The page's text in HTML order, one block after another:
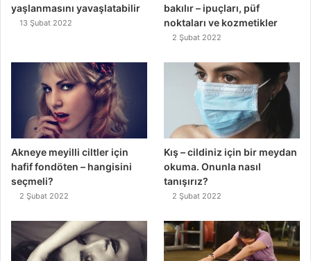
yaşlanmasını yavaşlatabilir
13 Şubat 2022
bakılır – ipuçları, püf
noktaları ve kozmetikler
2 Şubat 2022
Akneye meyilli ciltler için
hafif fondöten – hangisini
seçmeli?
2 Şubat 2022
Kış – cildiniz için bir meydan
okuma. Onunla nasıl
tanışırız?
2 Şubat 2022